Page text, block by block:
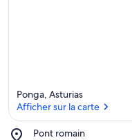
Ponga, Asturias
Afficher sur la carte
Pont romain
Place,